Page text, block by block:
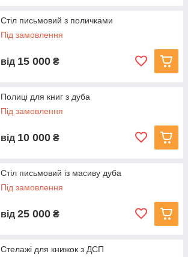
Стіл письмовий з поличками
Під замовлення
від 15 000 ₴
Полиці для книг з дуба
Під замовлення
від 10 000 ₴
Стіл письмовий із масиву дуба
Під замовлення
від 25 000 ₴
Стелажі для книжок з ДСП